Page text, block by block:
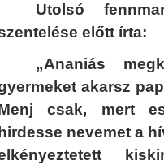
Utolsó
előtt írta:
„Ananiás
akarsz
csak, mert
hirdesse nevemet a